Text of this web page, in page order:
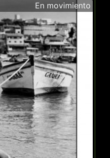
En movimiento